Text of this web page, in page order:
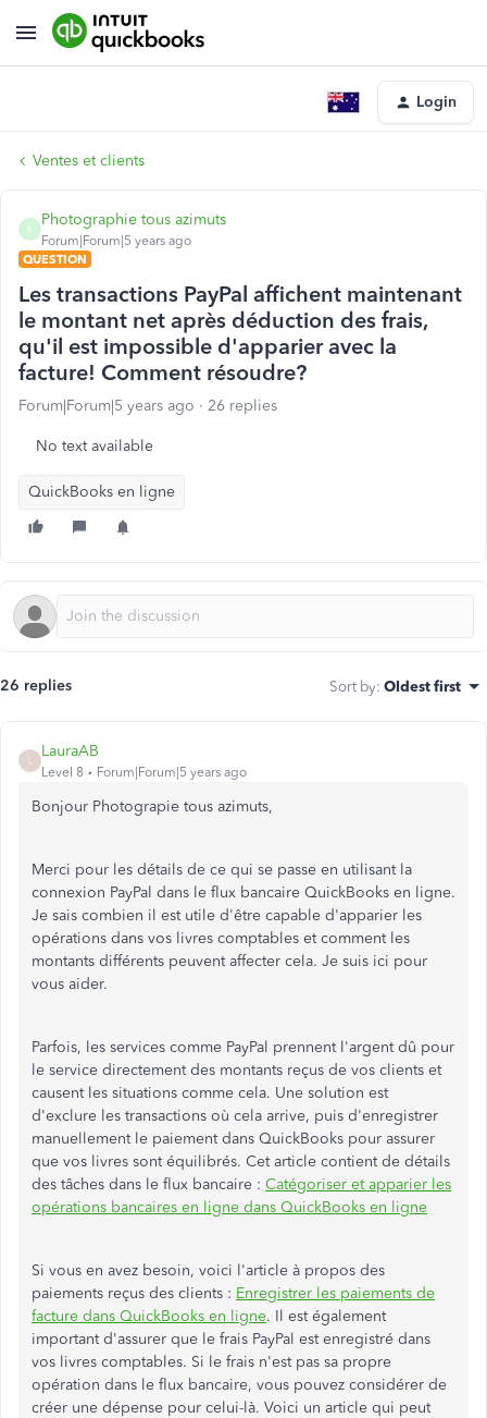
Login
Ventes et clients
P
Photographie tous azimuts
Forum|Forum|5 years ago
QUESTION
Les transactions PayPal affichent maintenant
le montant net après déduction des frais,
qu'il est impossible d'apparier avec la
facture! Comment résoudre?
Forum|Forum|5 years ago 26 replies
No text available
QuickBooks en ligne
26 replies Sort by: Oldest first
LauraAB
Level 8 Forum|Forum|5 years ago
Bonjour Photograpie tous azimuts,
Merci pour les détails de ce qui se passe en utilisant la
connexion PayPal dans le flux bancaire QuickBooks en ligne.
Je sais combien il est utile d'être capable d'apparier les
opérations dans vos livres comptables et comment les
montants différents peuvent affecter cela. Je suis ici pour
vous aider.
Parfois, les services comme PayPal prennent l'argent dû pour
le service directement des montants reçus de vos clients et
causent les situations comme cela. Une solution est
d'exclure les transactions où cela arrive, puis d'enregistrer
manuellement le paiement dans QuickBooks pour assurer
que vos livres sont équilibrés. Cet article contient de détails
des tâches dans le flux bancaire : Catégoriser et apparier les
opérations bancaires en ligne dans QuickBooks en ligne
Si vous en avez besoin, voici l'article à propos des
paiements reçus des clients : Enregistrer les paiements de
facture dans QuickBooks en ligne. Il est également
important d'assurer que le frais PayPal est enregistré dans
vos livres comptables. Si le frais n'est pas sa propre
opération dans le flux bancaire, vous pouvez considérer de
créer une dépense pour celui-là. Voici un article qui peut